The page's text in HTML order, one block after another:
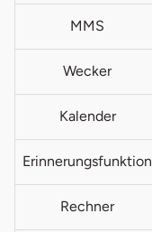
MMS
Wecker
Kalender
Erinnerungsfunktion
Rechner